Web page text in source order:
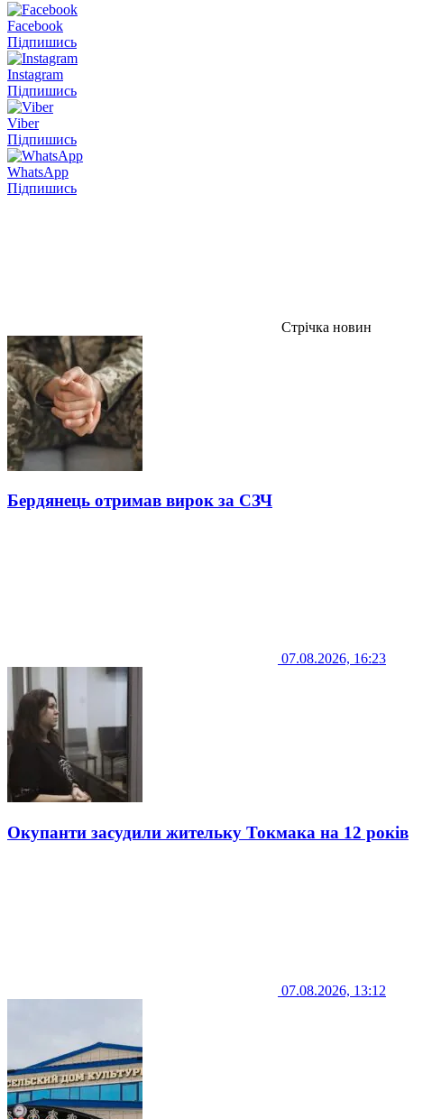
Facebook
Підпишись
Instagram
Підпишись
Viber
Підпишись
WhatsApp
Підпишись
Стрічка новин
Бердянець отримав вирок за СЗЧ
07.08.2026, 16:23
Окупанти засудили жительку Токмака на 12 років
07.08.2026, 13:12